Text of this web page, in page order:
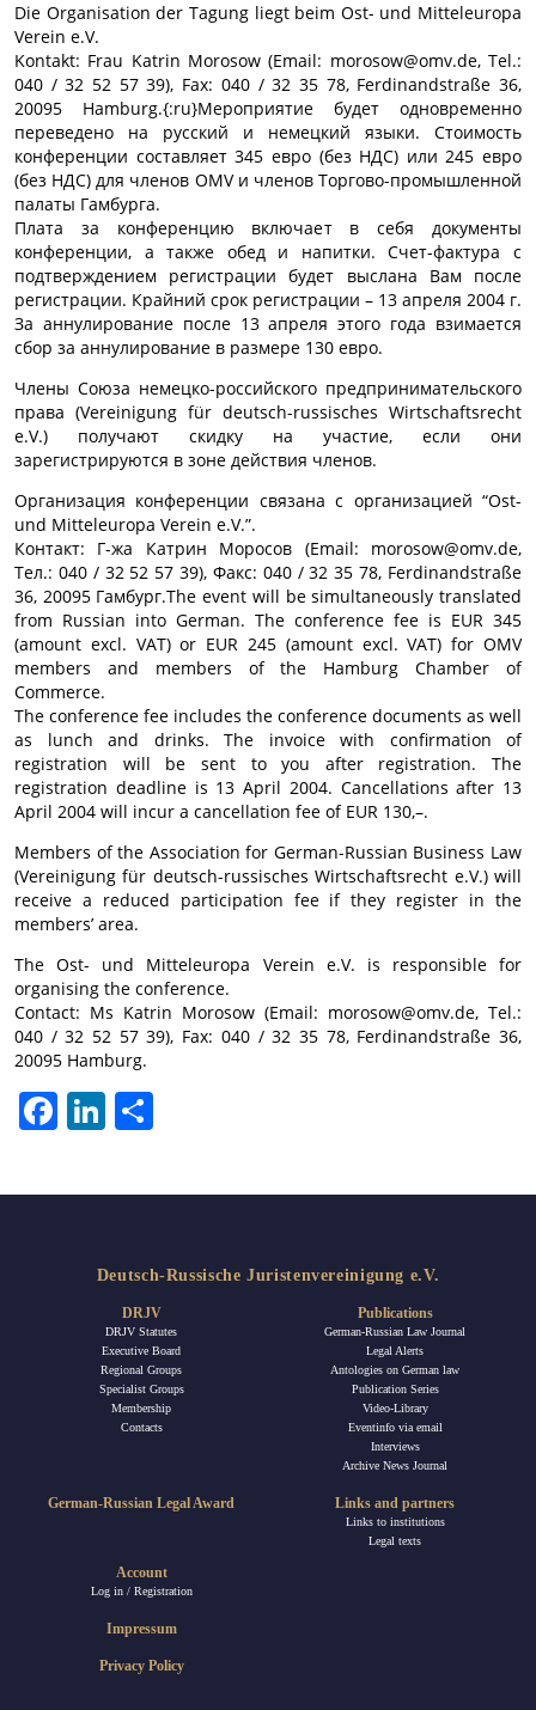
Die Organisation der Tagung liegt beim Ost- und Mitteleuropa
Verein e.V.
Kontakt: Frau Katrin Morosow (Email: morosow@omv.de, Tel.:
040 / 32 52 57 39), Fax: 040 / 32 35 78, Ferdinandstraße 36,
20095 Hamburg.{:ru}Мероприятие будет одновременно
переведено на русский и немецкий языки. Стоимость
конференции составляет 345 евро (без НДС) или 245 евро
(без НДС) для членов OMV и членов Торгово-промышленной
палаты Гамбурга.
Плата за конференцию включает в себя документы
конференции, а также обед и напитки. Счет-фактура с
подтверждением регистрации будет выслана Вам после
регистрации. Крайний срок регистрации – 13 апреля 2004 г.
За аннулирование после 13 апреля этого года взимается
сбор за аннулирование в размере 130 евро.
Члены Союза немецко-российского предпринимательского
права (Vereinigung für deutsch-russisches Wirtschaftsrecht
e.V.) получают скидку на участие, если они
зарегистрируются в зоне действия членов.
Организация конференции связана с организацией “Ost-
und Mitteleuropa Verein e.V.”.
Контакт: Г-жа Катрин Моросов (Email: morosow@omv.de,
Тел.: 040 / 32 52 57 39), Факс: 040 / 32 35 78, Ferdinandstraße
36, 20095 Гамбург.The event will be simultaneously translated
from Russian into German. The conference fee is EUR 345
(amount excl. VAT) or EUR 245 (amount excl. VAT) for OMV
members and members of the Hamburg Chamber of
Commerce.
The conference fee includes the conference documents as well
as lunch and drinks. The invoice with confirmation of
registration will be sent to you after registration. The
registration deadline is 13 April 2004. Cancellations after 13
April 2004 will incur a cancellation fee of EUR 130,–.
Members of the Association for German-Russian Business Law
(Vereinigung für deutsch-russisches Wirtschaftsrecht e.V.) will
receive a reduced participation fee if they register in the
members’ area.
The Ost- und Mitteleuropa Verein e.V. is responsible for
organising the conference.
Contact: Ms Katrin Morosow (Email: morosow@omv.de, Tel.:
040 / 32 52 57 39), Fax: 040 / 32 35 78, Ferdinandstraße 36,
20095 Hamburg.
FacebookLinkedIn
Deutsch-Russische Juristenvereinigung e.V.
DRJV
DRJV Statutes
Executive Board
Regional Groups
Specialist Groups
Membership
Contacts
Publications
German-Russian Law Journal
Legal Alerts
Antologies on German law
Publication Series
Video-Library
Eventinfo via email
Interviews
Archive News Journal
German-Russian Legal Award
Account
Log in / Registration
Links and partners
Links to institutions
Legal texts
Impressum
Privacy Policy